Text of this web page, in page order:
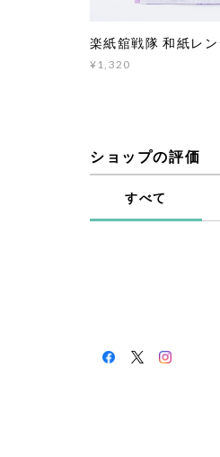
楽紙舘戦隊 和紙レ
¥1,320
ショップの評価
すべて